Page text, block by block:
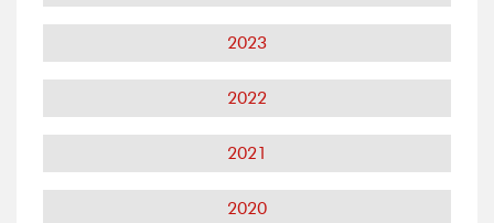
2023
2022
2021
2020